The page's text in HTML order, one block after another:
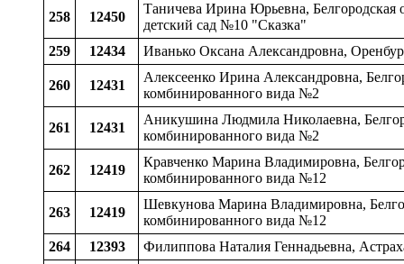
258 12450
Таничева Ирина Юрьевна, Белгородская
детский сад №10 "Сказка"
259
12434 Иванько Оксана Александровна,
260 12431
Алексеенко Ирина Александровна,
комбинированного вида №2
261 12431
Аникушина Людмила Николаевна,
комбинированного вида №2
262 12419
Кравченко Марина Владимировна,
комбинированного вида №12
263 12419
Шевкунова Марина Владимировна,
комбинированного вида №12
264
12393 Филиппова Наталия Геннадьевна,